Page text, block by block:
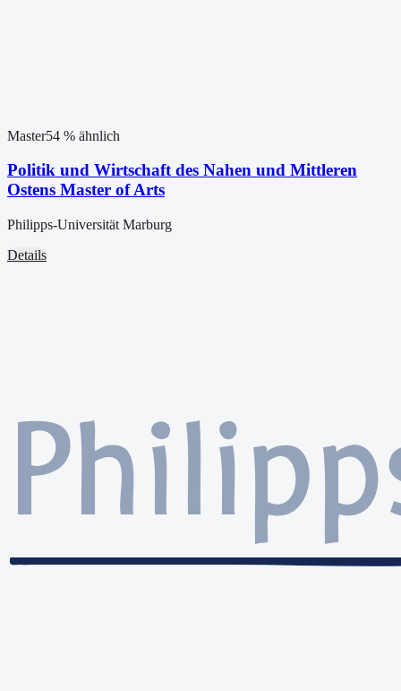
Master54 % ähnlich
Politik und Wirtschaft des Nahen und Mittleren
Ostens Master of Arts
Philipps-Universität Marburg
Details